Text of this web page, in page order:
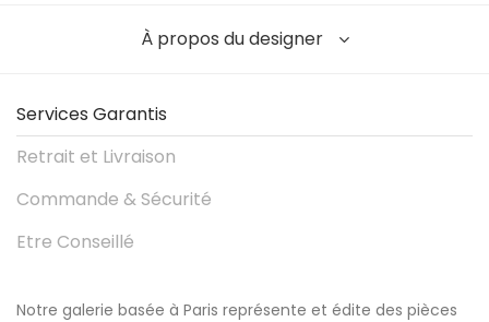
À propos du designer
Services Garantis
Retrait et Livraison
Commande & Sécurité
Etre Conseillé
Notre galerie basée à Paris représente et édite des pièces